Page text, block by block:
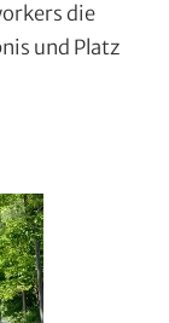
Rundstrecke
Strasse
die
und Platz